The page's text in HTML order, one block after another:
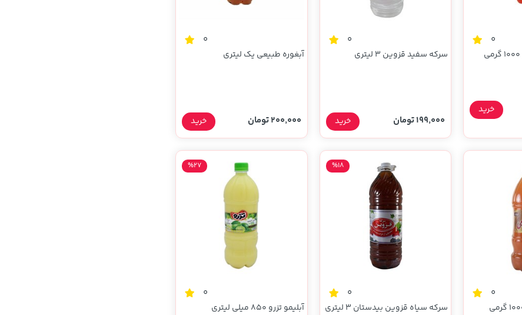
0
خرید
0
سرکه سفید قزوین 3 لیتری
199,000 تومان خرید
0
آبغوره طبیعی یک لیتری
200,000 تومان خرید
0
0
سرکه سیاه قزوین بیدستان 3 لیتری
%18
0
آبلیمو تزرو 850 میلی لیتری
%27